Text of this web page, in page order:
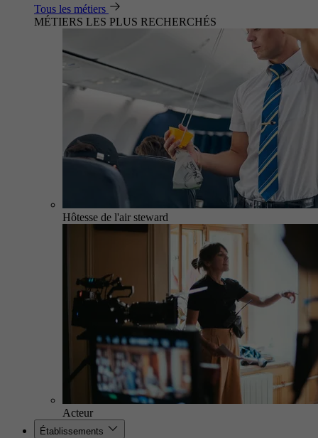
Tous les métiers
MÉTIERS LES PLUS RECHERCHÉS
Hôtesse de l'air steward
Acteur
Établissements